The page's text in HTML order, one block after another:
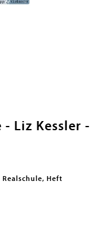
Liz Kessler -
Heft